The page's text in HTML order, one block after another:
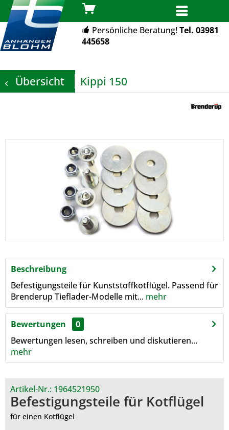
Persönliche Beratung!Tel. 03981
445658
Übersicht Kippi 150
Beschreibung
Befestigungsteile für Kunststoffkotflügel. Passend für
Brenderup Tieflader-Modelle mit... mehr
Bewertungen
0
Bewertungen lesen, schreiben und diskutieren...
mehr
Artikel-Nr.: 1964521950
Befestigungsteile für Kotflügel
für einen Kotflügel